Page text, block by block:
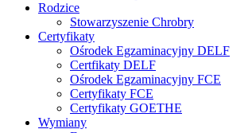
Rodzice
Stowarzyszenie Chrobry
Certyfikaty
Ośrodek Egzaminacyjny DELF
Certfikaty DELF
Ośrodek Egzaminacyjny FCE
Certyfikaty FCE
Certyfikaty GOETHE
Wymiany